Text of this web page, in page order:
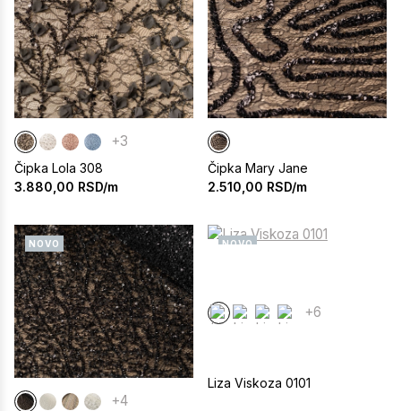
+3
Čipka Lola 308
3.880,00 RSD/m
Čipka Mary Jane
2.510,00 RSD/m
NOVO
+4
NOVO
+6
Liza Viskoza 0101